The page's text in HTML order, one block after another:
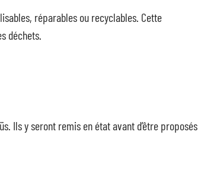
réparables ou recyclables. Cette
déchets.
Ils y seront remis en état avant d’être proposés